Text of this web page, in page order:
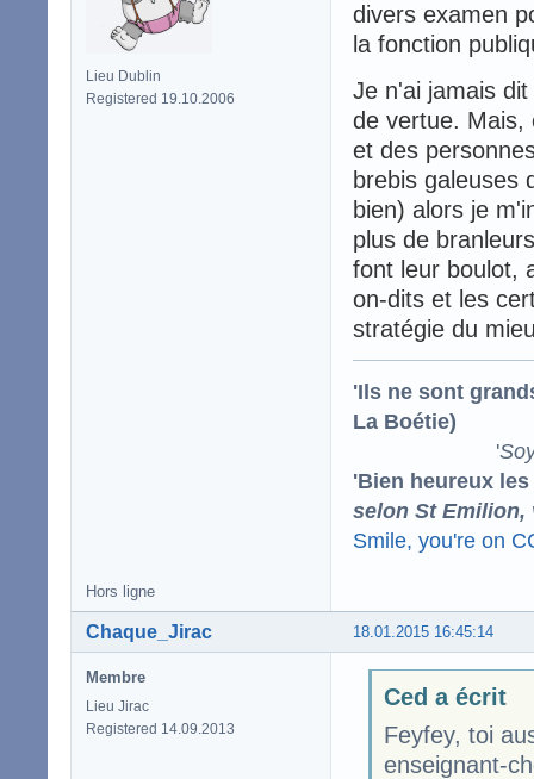
Lieu Dublin
Registered 19.10.2006
divers examen
la fonction
Je n'ai jamais
de vertue. Mais,
et des
brebis galeuses
bien) alors je
plus de
font leur boulot,
on-dits et les
stratégie du
'Ils ne sont
La Boétie)
'
'Bien heureux
selon St Emilion,
Smile, you're on
Hors ligne
18.01.2015 16:45:14
Chaque_Jirac
Membre
Lieu Jirac
Registered 14.09.2013
Ced a écrit
Feyfey, toi
enseignant-